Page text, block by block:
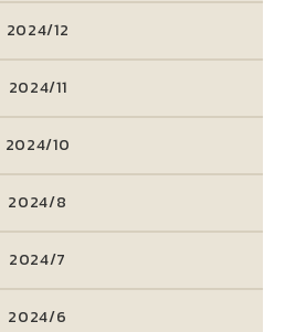
2024/12
2024/11
2024/10
2024/8
2024/7
2024/6